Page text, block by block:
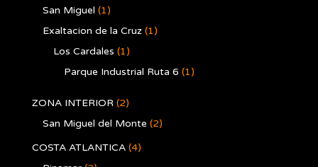
San Miguel (1)
Exaltacion de la Cruz (1)
Los Cardales (1)
Parque Industrial Ruta 6 (1)
ZONA INTERIOR (2)
San Miguel del Monte (2)
COSTA ATLANTICA (4)